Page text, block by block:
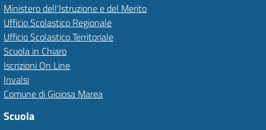
Ministero dell'Istruzione e del Merito
Ufficio Scolastico Regionale
Ufficio Scolastico Territoriale
Scuola in Chiaro
Iscrizioni On Line
Invalsi
Comune di Gioiosa Marea
Scuola